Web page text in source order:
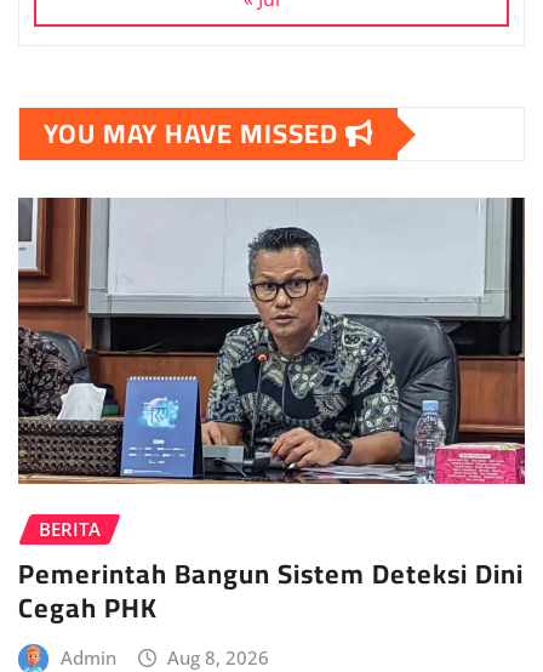
YOU MAY HAVE MISSED
BERITA
Pemerintah Bangun Sistem Deteksi Dini
Cegah PHK
Admin Aug 8, 2026